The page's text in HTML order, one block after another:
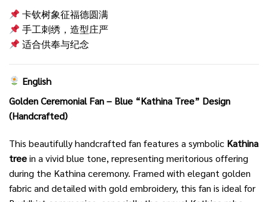
卡钦树象征福德圆满
手工刺绣，造型庄严
适合供奉与纪念
English
Golden Ceremonial Fan – Blue “Kathina Tree” Design
(Handcrafted)
This beautifully handcrafted fan features a symbolic Kathina
treein a vivid blue tone, representing meritorious offering
during the Kathina ceremony. Framed with elegant golden
fabric and detailed with gold embroidery, this fan is ideal for